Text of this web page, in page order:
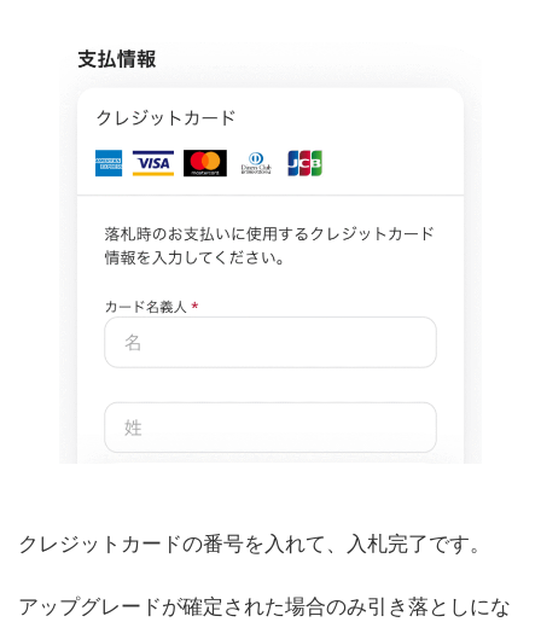
クレジットカードの番号を入れて、入札完了です。
アップグレードが確定された場合のみ引き落としにな